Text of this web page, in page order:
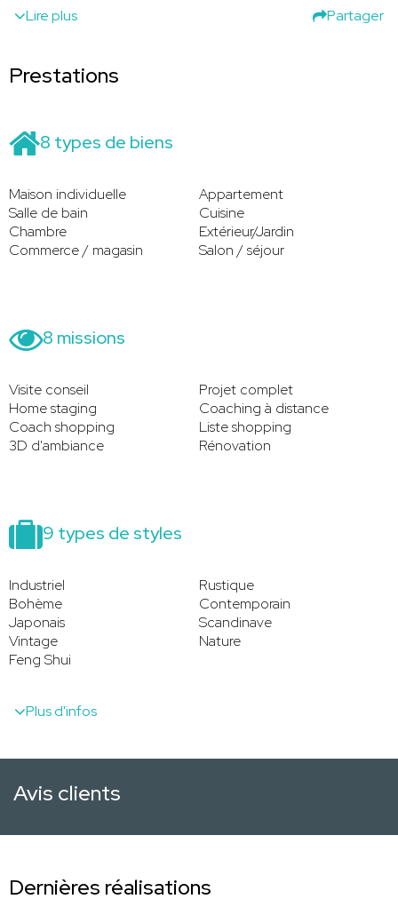
Lire plus Partager
Prestations
8 types de biens
Maison individuelle
Appartement
Salle de bain
Cuisine
Chambre
Extérieur/Jardin
Commerce / magasin
Salon / séjour
9 types de styles
Industriel
Rustique
Bohème
Contemporain
Japonais
Scandinave
Vintage
Nature
Feng Shui
8 missions
Visite conseil
Projet complet
Home staging
Coaching à distance
Coach shopping
Liste shopping
3D d'ambiance
Rénovation
Plus d'infos
Avis clients
Dernières réalisations